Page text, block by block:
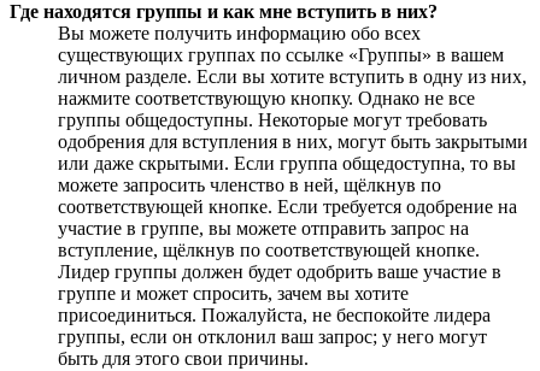
Где находятся группы и как мне вступить в них?
Вы можете получить информацию обо всех
существующих группах по ссылке «Группы» в вашем
личном разделе. Если вы хотите вступить в одну из них,
нажмите соответствующую кнопку. Однако не все
группы общедоступны. Некоторые могут требовать
одобрения для вступления в них, могут быть закрытыми
или даже скрытыми. Если группа общедоступна, то вы
можете запросить членство в ней, щёлкнув по
соответствующей кнопке. Если требуется одобрение на
участие в группе, вы можете отправить запрос на
вступление, щёлкнув по соответствующей кнопке.
Лидер группы должен будет одобрить ваше участие в
группе и может спросить, зачем вы хотите
присоединиться. Пожалуйста, не беспокойте лидера
группы, если он отклонил ваш запрос; у него могут
быть для этого свои причины.